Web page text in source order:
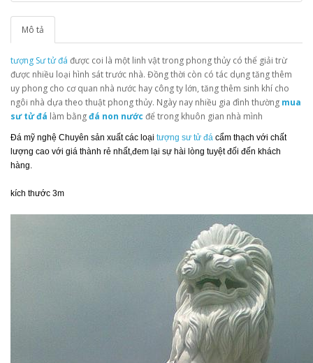
Mô tả
tượng Sư tử đá được coi là một linh vật trong phong thủy có thể giải trừ
được nhiều loại hình sát trước nhà. Đồng thời còn có tác dụng tăng thêm
uy phong cho cơ quan nhà nước hay công ty lớn, tăng thêm sinh khí cho
ngôi nhà dựa theo thuật phong thủy. Ngày nay nhiều gia đình thường mua
sư tử đá làm bằngđá non nước để trong khuôn gian nhà mình
Đá mỹ nghệ Chuyên sản xuất các loại tượng sư tử đá cẩm thạch với chất
lượng cao với giá thành rẻ nhất,đem lại sự hài lòng tuyệt đối đến khách
hàng.
kích thước 3m